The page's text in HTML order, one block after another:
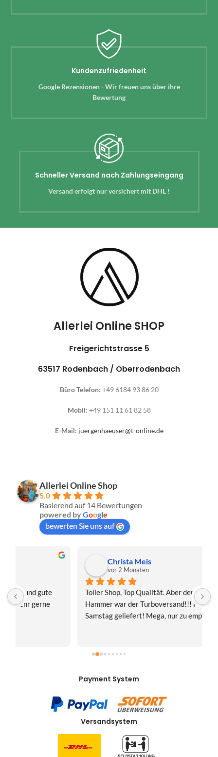
Kundenzufriedenheit
Google Rezensionen - Wir freuen uns über ihre
Bewertung
Schneller Versand nach Zahlungseingang
Versand erfolgt nur versichert mit DHL !
Allerlei Online SHOP
Freigerichtstrasse 5
63517 Rodenbach / Oberrodenbach
Büro Telefon: +49 6184 93 86 20
Mobil: +49 151 11 61 82 58
E-Mail: juergenhaeuser@t-online.de
Allerlei Online Shop
5.0
Basierend auf 14 Bewertungen
powered byGoogle
bewerten Sie uns auf
Christa Meis
vor 2 Monaten
Toller Shop, Top Qualität. Aber der absolute
Hammer war der Turboversand!!! Freitag bestellt,
Samstag geliefert! Mega, nur zu empfehlen👍
Payment System
Versandsystem